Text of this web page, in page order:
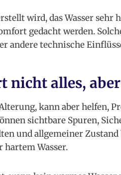
wird, das Wasser
gedacht werden.
andere technische
nicht alles,
kann aber helfen,
sichtbare Spuren,
und allgemeiner
hartem Wasser.